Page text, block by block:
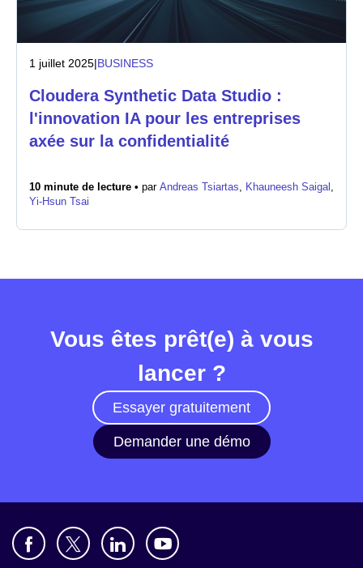
1 juillet 2025|BUSINESS
Cloudera Synthetic Data Studio :
l'innovation IA pour les entreprises
axée sur la confidentialité
10 minute de lecture • par Andreas Tsiartas, Khauneesh Saigal ,
Yi-Hsun Tsai
Vous êtes prêt(e) à vous
lancer ?
Essayer gratuitement
Demander une démo